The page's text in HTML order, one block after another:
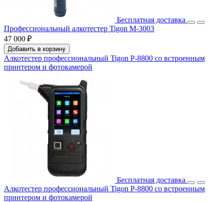
Бесплатная доставка
Профессиональный алкотестер Tigon M-3003
47 000 ₽
Добавить в корзину
Алкотестер профессиональный Tigon P-8800 со встроенным
принтером и фотокамерой
Бесплатная доставка
Алкотестер профессиональный Tigon P-8800 со встроенным
принтером и фотокамерой